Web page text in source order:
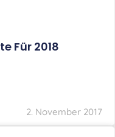
Für 2018
2. November 2017